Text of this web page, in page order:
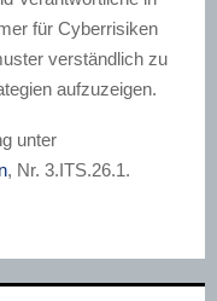
für Cyberrisiken
verständlich zu
aufzuzeigen.
unter
, Nr. 3.ITS.26.1.